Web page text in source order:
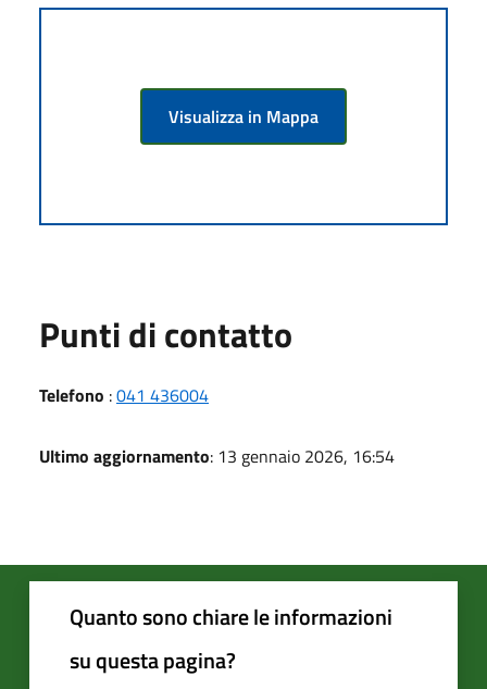
Visualizza in Mappa
Punti di contatto
Telefono :041 436004
Ultimo aggiornamento: 13 gennaio 2026, 16:54
Quanto sono chiare le informazioni
su questa pagina?